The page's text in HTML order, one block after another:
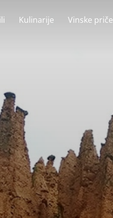
Kulinarije Vinske priče